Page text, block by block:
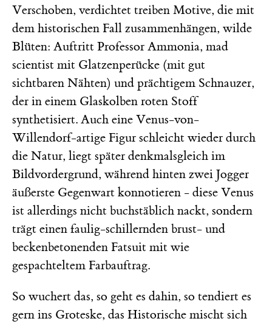
Verschoben, verdichtet treiben Motive, die mit
dem historischen Fall zusammenhängen, wilde
Blüten: Auftritt Professor Ammonia, mad
scientist mit Glatzenperücke (mit gut
sichtbaren Nähten) und prächtigem Schnauzer,
der in einem Glaskolben roten Stoff
synthetisiert. Auch eine Venus-von-
Willendorf-artige Figur schleicht wieder durch
die Natur, liegt später denkmalsgleich im
Bildvordergrund, während hinten zwei Jogger
äußerste Gegenwart konnotieren - diese Venus
ist allerdings nicht buchstäblich nackt, sondern
trägt einen faulig-schillernden brust- und
beckenbetonenden Fatsuit mit wie
gespachteltem Farbauftrag.
So wuchert das, so geht es dahin, so tendiert es
gern ins Groteske, das Historische mischt sich